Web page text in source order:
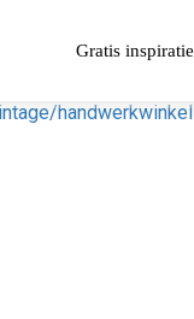
Gratis inspiratie
handwerkwinkel